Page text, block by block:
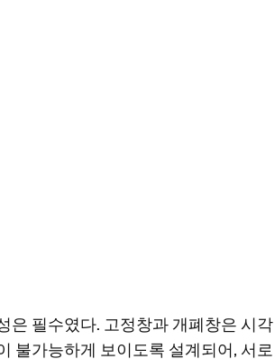
은 필수였다. 고정창과 개폐창은 시각
불가능하게 보이도록 설계되어, 서로